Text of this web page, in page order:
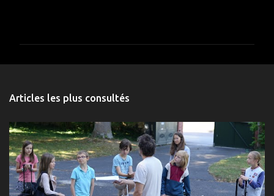
n
a
i
r
e
Articles les plus consultés